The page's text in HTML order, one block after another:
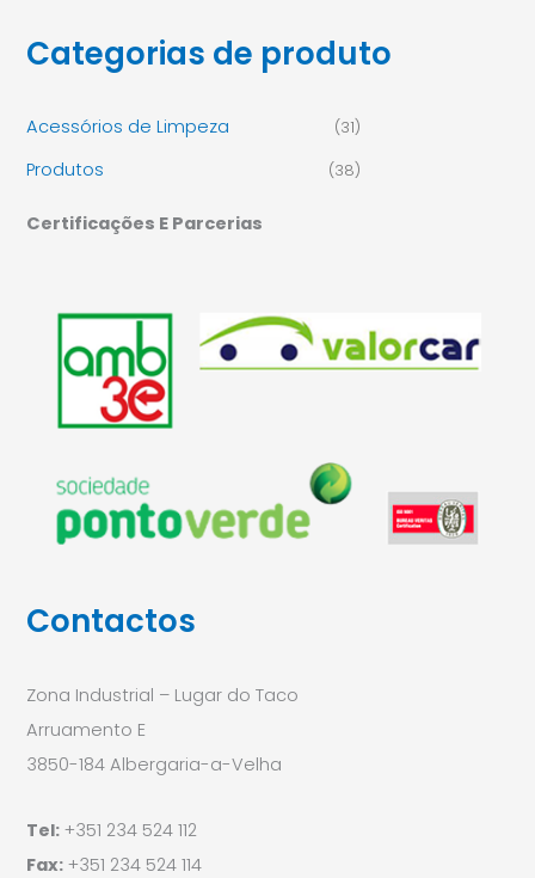
Categorias de produto
Acessórios de Limpeza (31)
Produtos (38)
Certificações E Parcerias
Contactos
Zona Industrial – Lugar do Taco
Arruamento E
3850-184 Albergaria-a-Velha
Tel: +351 234 524 112
Fax: +351 234 524 114